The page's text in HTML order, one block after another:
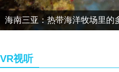
海南三亚：热带海洋牧场里的
VR视听